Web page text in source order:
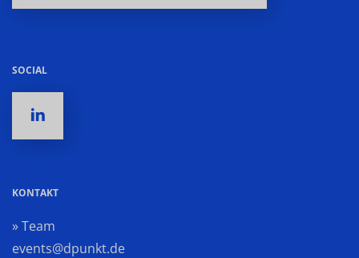
SOCIAL
KONTAKT
» Team
events@dpunkt.de